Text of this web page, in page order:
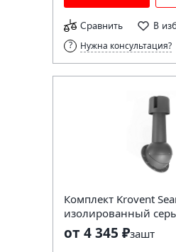
Сравнить В
Нужна консультация?
Комплект Krovent
изолированный
от 4 345 ₽зашт